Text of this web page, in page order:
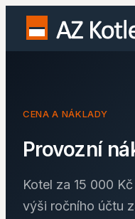
CENA A NÁKLADY
Provozní
Kotel za 15 000
výši ročního účtu